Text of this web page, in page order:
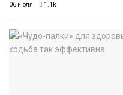
06 июля 1.1k